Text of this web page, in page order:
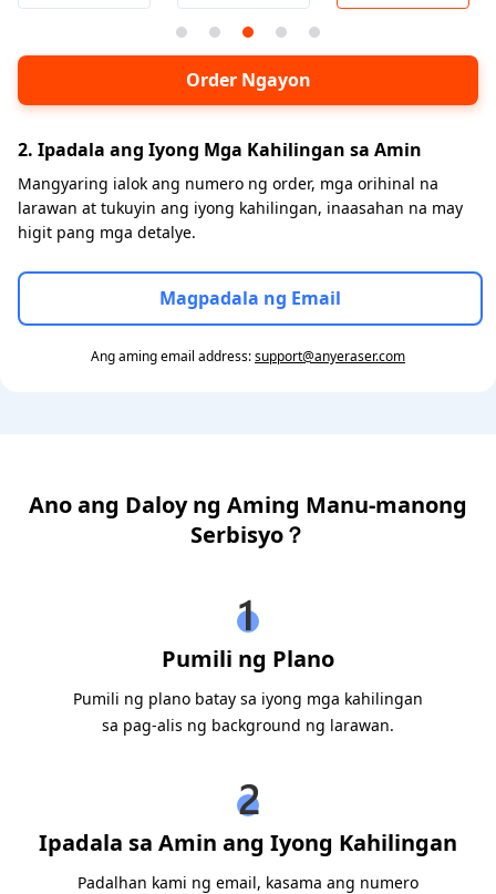
Order Ngayon
2. Ipadala ang Iyong Mga Kahilingan sa Amin
Mangyaring ialok ang numero ng order, mga orihinal na
larawan at tukuyin ang iyong kahilingan, inaasahan na may
higit pang mga detalye.
Magpadala ng Email
Ang aming email address:support@anyeraser.com
Ano ang Daloy ng Aming Manu-manong
Serbisyo？
Pumili ng Plano
Pumili ng plano batay sa iyong mga kahilingan
sa pag-alis ng background ng larawan.
Ipadala sa Amin ang Iyong Kahilingan
Padalhan kami ng email, kasama ang numero